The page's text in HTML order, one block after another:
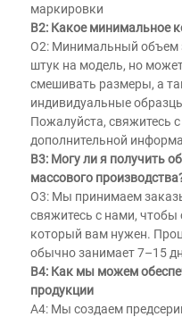
маркировки
В2: Какое минимальное
О2: Минимальный объем
штук на модель, но
смешивать размеры, а
индивидуальные
Пожалуйста, свяжитесь
дополнительной
В3: Могу ли я получить
массового
О3: Мы принимаем
свяжитесь с нами, чтобы
который вам нужен.
обычно занимает 7–15
В4: Как мы можем
продукции
A4: Мы создаем